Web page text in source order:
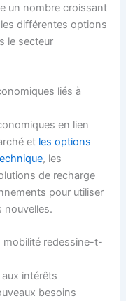
un nombre croissant
différentes options
le secteur
liés à
en lien
et les options
, les
de recharge
pour utiliser
nouvelles.
mobilité redessine-t-
intérêts
besoins